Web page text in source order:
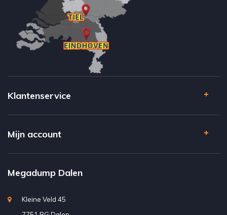
Klantenservice
Mijn account
Megadump Dalen
Kleine Veld 45